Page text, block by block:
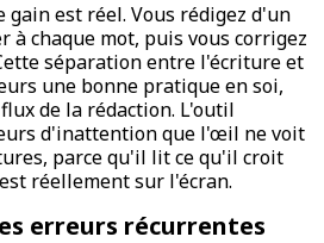
gain est réel. Vous rédigez d'un
à chaque mot, puis vous corrigez
séparation entre l'écriture et
une bonne pratique en soi,
de la rédaction. L'outil
d'inattention que l'œil ne voit
parce qu'il lit ce qu'il croit
réellement sur l'écran.
erreurs récurrentes